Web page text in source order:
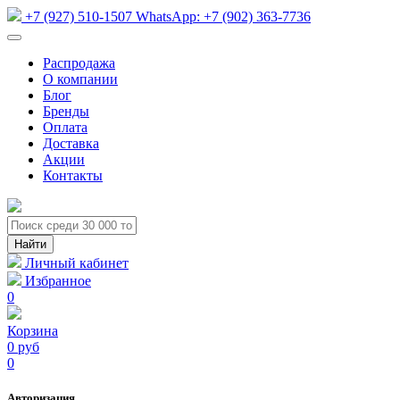
+7 (927) 510-1507 WhatsApp: +7 (902) 363-7736
Распродажа
О компании
Блог
Бренды
Оплата
Доставка
Акции
Контакты
Личный кабинет
Избранное
0
Корзина
0 руб
0